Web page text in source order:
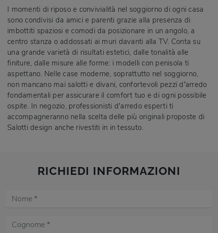
I momenti di riposo e convivialità nel soggiorno di ogni casa
sono condivisi da amici e parenti grazie alla presenza di
imbottiti spaziosi e comodi da posizionare in un angolo, a
centro stanza o addossati ai muri davanti alla TV. Conta su
una grande varietà di risultati estetici, dalle tonalità alle
finiture, dalle misure alle forme: i modelli con penisola ti
aspettano. Nelle case moderne, soprattutto nel soggiorno,
non mancano mai salotti e divani, confortevoli pezzi d’arredo
fondamentali per assicurare il comfort tuo e di ogni possibile
ospite. In negozio, professionisti d'arredo esperti ti
accompagneranno nella scelta delle più originali proposte di
Salotti design anche rivestiti in in tessuto.
RICHIEDI INFORMAZIONI